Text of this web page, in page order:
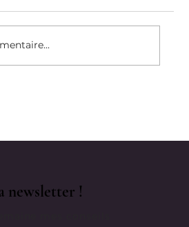
newsletter !